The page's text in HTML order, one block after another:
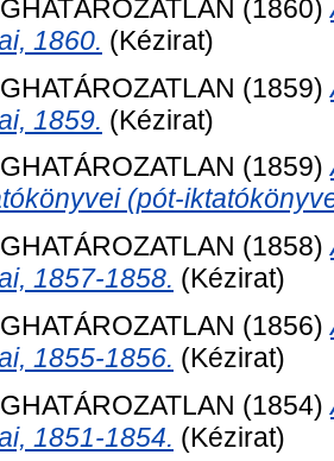
(1860)
1860. (Kézirat)
(1859)
1859. (Kézirat)
(1859)
(pót-
(1858)
1857-1858. (Kézirat)
(1856)
1855-1856. (Kézirat)
(1854)
1851-1854. (Kézirat)